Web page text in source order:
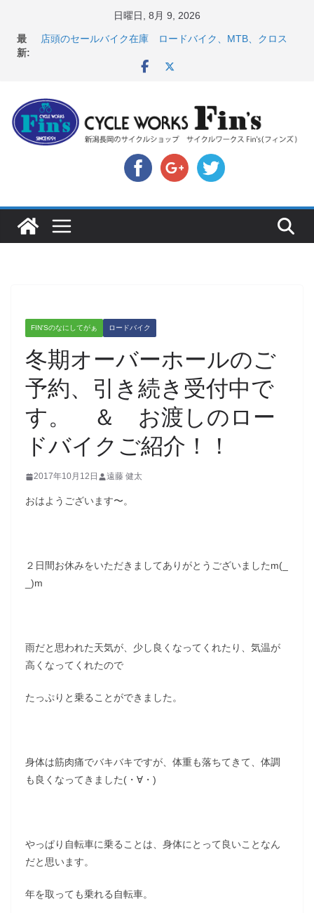
日曜日, 8月 9, 2026
最
新:
ムと、入荷してきました人気商品ピックアップ！
バイクなど（２０２６・７・１０ 現在）
トス カスタム！と、２０２７年モデル スコット入荷。
8月1・2日 YOELEO試乗会とオフ会開催！！ ＆
LAZER 最高峰ヘルメットが３０〜４０％OFF セール
店頭のセールバイク在庫 ロードバイク、MTB、クロス
バイクなど（２０２６・７・１７ 現在）
FIN'Sのなにしてがぁ ロードバイク
冬期オーバーホールのご
予約、引き続き受付中で
す。 ＆ お渡しのロー
ドバイクご紹介！！
2017年10月12日 遠藤 健太
おはようございます〜。
２日間お休みをいただきましてありがとうございましたm(_
_)m
雨だと思われた天気が、少し良くなってくれたり、気温が
高くなってくれたので
たっぷりと乗ることができました。
身体は筋肉痛でバキバキですが、体重も落ちてきて、体調
も良くなってきました(・∀・)
やっぱり自転車に乗ることは、身体にとって良いことなん
だと思います。
年を取っても乗れる自転車。